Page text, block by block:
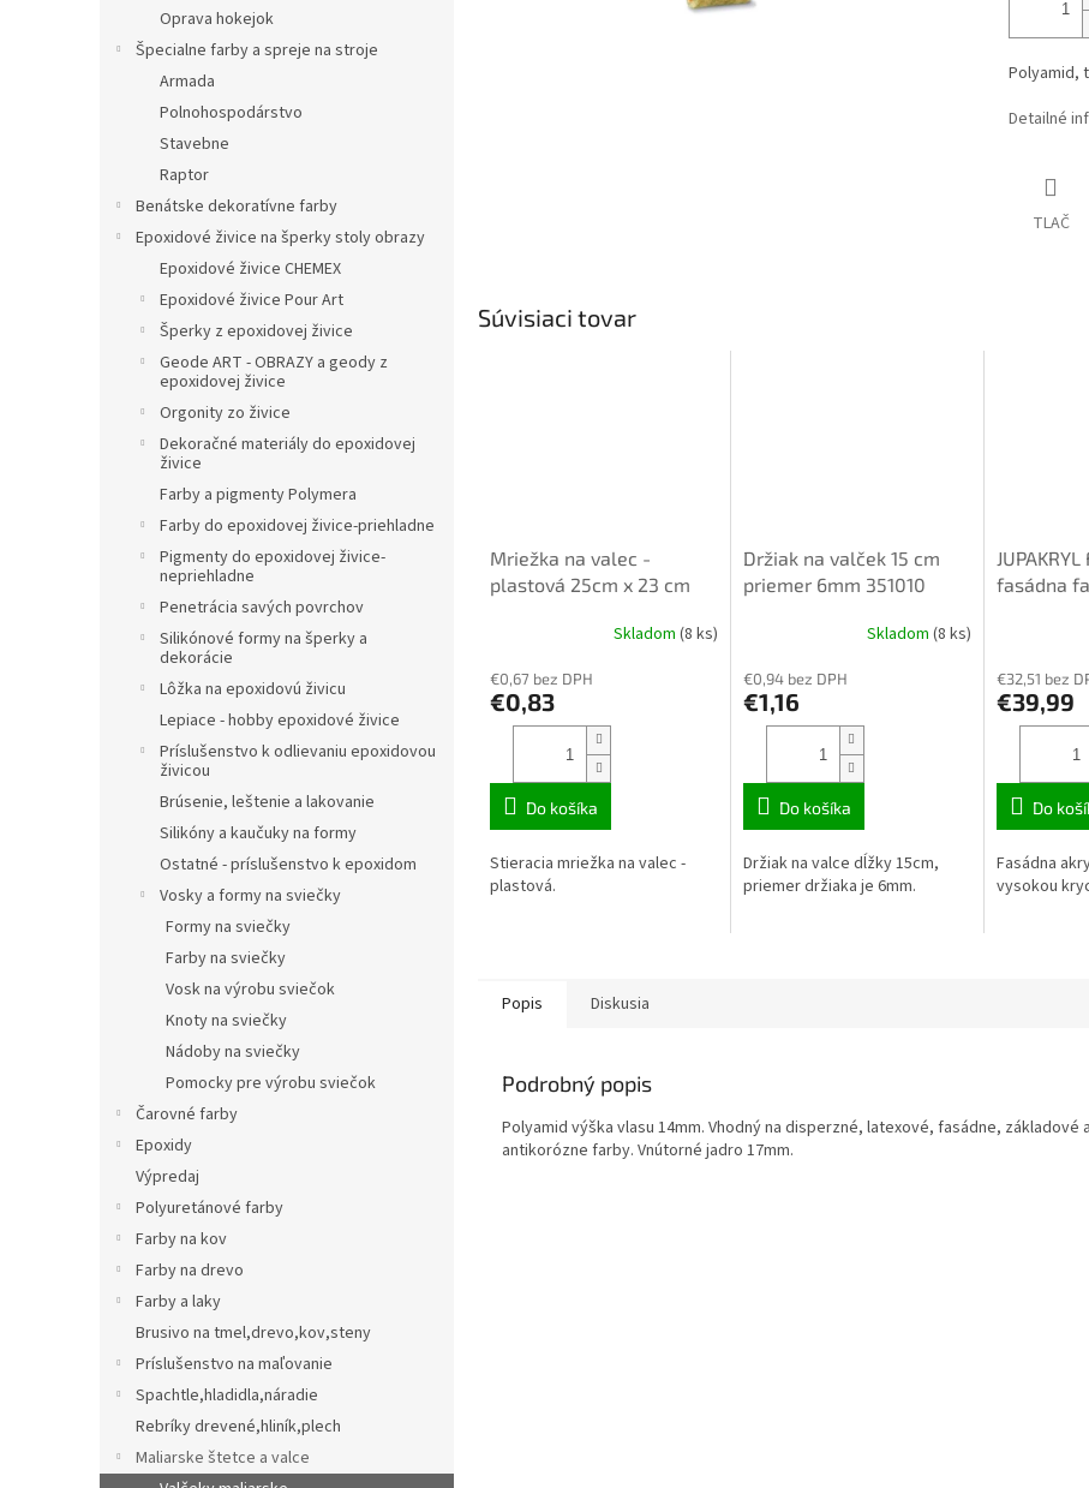
Oprava hokejok
Špecialne farby a spreje na stroje
Armada
Polnohospodárstvo
Stavebne
Raptor
Benátske dekoratívne farby
Epoxidové živice na šperky stoly obrazy
Epoxidové živice CHEMEX
Epoxidové živice Pour Art
Šperky z epoxidovej živice
Geode ART - OBRAZY a geody z
epoxidovej živice
Orgonity zo živice
Dekoračné materiály do epoxidovej
živice
Farby a pigmenty Polymera
Farby do epoxidovej živice-priehladne
Pigmenty do epoxidovej živice-
nepriehladne
Penetrácia savých povrchov
Silikónové formy na šperky a
dekorácie
Lôžka na epoxidovú živicu
Lepiace - hobby epoxidové živice
Príslušenstvo k odlievaniu epoxidovou
živicou
Brúsenie, leštenie a lakovanie
Silikóny a kaučuky na formy
Ostatné - príslušenstvo k epoxidom
Vosky a formy na sviečky
Formy na sviečky
Farby na sviečky
Vosk na výrobu sviečok
Knoty na sviečky
Nádoby na sviečky
Pomocky pre výrobu sviečok
Čarovné farby
Epoxidy
Výpredaj
Polyuretánové farby
Farby na kov
Farby na drevo
Farby a laky
Brusivo na tmel,drevo,kov,steny
Príslušenstvo na maľovanie
Spachtle,hladidla,náradie
Rebríky drevené,hliník,plech
Maliarske štetce a valce
Polyamid,
Detailné
TLAČ
Súvisiaci tovar
Mriežka na valec -
plastová 25cm x 23 cm
Skladom (8 ks)
€0,67 bez DPH
€0,83
Do košíka
Stieracia mriežka na valec -
plastová.
Držiak na valček 15 cm
priemer 6mm 351010
Skladom (8 ks)
€0,94 bez DPH
€1,16
Do košíka
Držiak na valce dĺžky 15cm,
priemer držiaka je 6mm.
fasádna
€32,51 bez
€39,99
Do
Fasádna
vysokou
Popis Diskusia
Podrobný popis
Polyamid výška vlasu 14mm. Vhodný na disperzné, latexové, fasádne, základové a
antikorózne farby. Vnútorné jadro 17mm.